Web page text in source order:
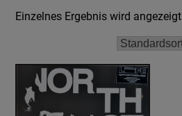
Einzelnes Ergebnis wird angezeigt